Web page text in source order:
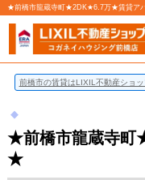
前橋市の賃貸はLIXIL不動産ショ
★前橋市龍蔵寺町
★